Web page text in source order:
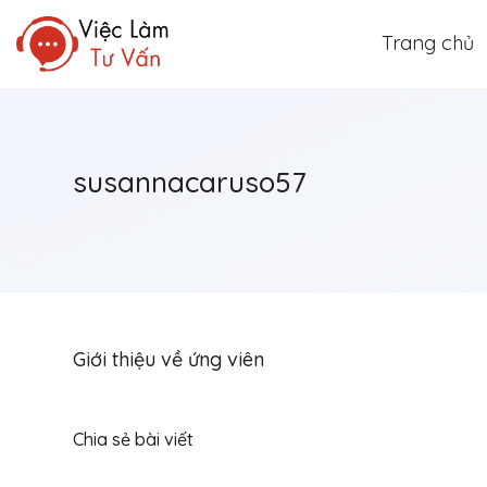
Trang chủ
susannacaruso57
Giới thiệu về ứng viên
Chia sẻ bài viết